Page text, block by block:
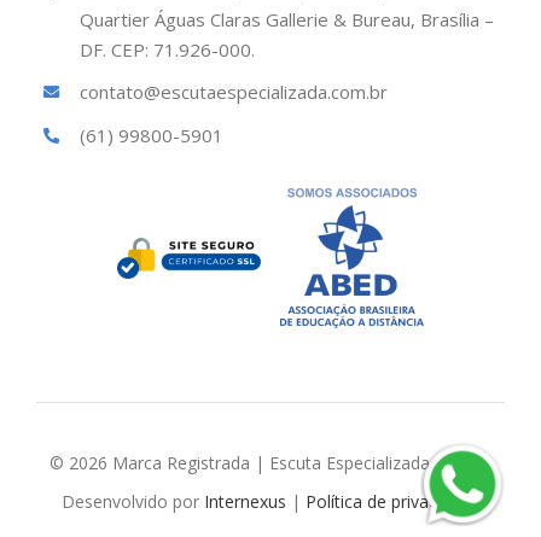
Quartier Águas Claras Gallerie & Bureau, Brasília –
DF. CEP: 71.926-000.
contato@escutaespecializada.com.br
(61) 99800-5901
© 2026 Marca Registrada | Escuta Especializada Brasil |
Desenvolvido por Internexus | Política de privacidade